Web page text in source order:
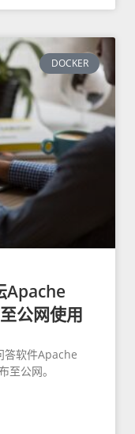
DOCKER
Apache
公网使用
答软件Apache
公网。